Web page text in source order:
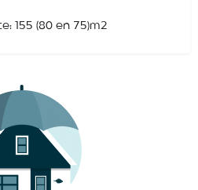
155 (80 en 75)m2